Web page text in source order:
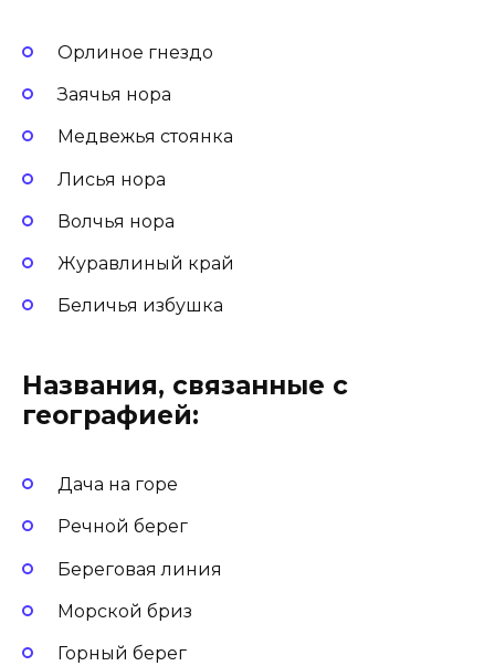
Орлиное гнездо
Заячья нора
Медвежья стоянка
Лисья нора
Волчья нора
Журавлиный край
Беличья избушка
Названия, связанные с
географией:
Дача на горе
Речной берег
Береговая линия
Морской бриз
Горный берег